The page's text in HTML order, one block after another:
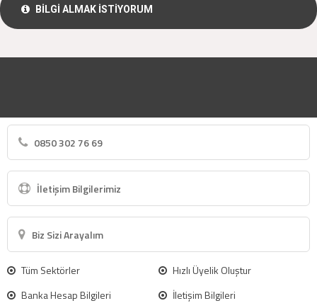
BİLGİ ALMAK İSTİYORUM
0850 302 76 69
İletişim Bilgilerimiz
Biz Sizi Arayalım
Tüm Sektörler
Hızlı Üyelik Oluştur
Banka Hesap Bilgileri
İletişim Bilgileri